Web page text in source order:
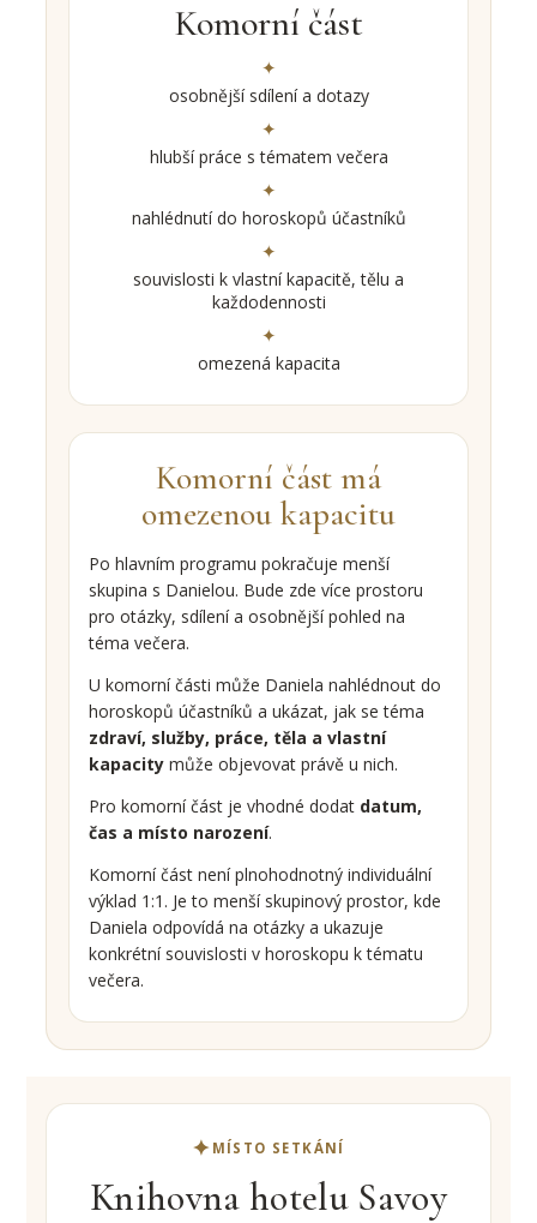
Komorní část
osobnější sdílení a dotazy
hlubší práce s tématem večera
nahlédnutí do horoskopů účastníků
souvislosti k vlastní kapacitě, tělu a
každodennosti
omezená kapacita
Komorní část má
omezenou kapacitu
Po hlavním programu pokračuje menší
skupina s Danielou. Bude zde více prostoru
pro otázky, sdílení a osobnější pohled na
téma večera.
U komorní části může Daniela nahlédnout do
horoskopů účastníků a ukázat, jak se téma
zdraví, služby, práce, těla a vlastní
kapacity může objevovat právě u nich.
Pro komorní část je vhodné dodat datum,
čas a místo narození.
Komorní část není plnohodnotný individuální
výklad 1:1. Je to menší skupinový prostor, kde
Daniela odpovídá na otázky a ukazuje
konkrétní souvislosti v horoskopu k tématu
večera.
MÍSTO SETKÁNÍ
Knihovna hotelu Savoy